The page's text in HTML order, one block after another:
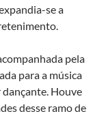
se a
pela
para a música
Houve
desse ramo de